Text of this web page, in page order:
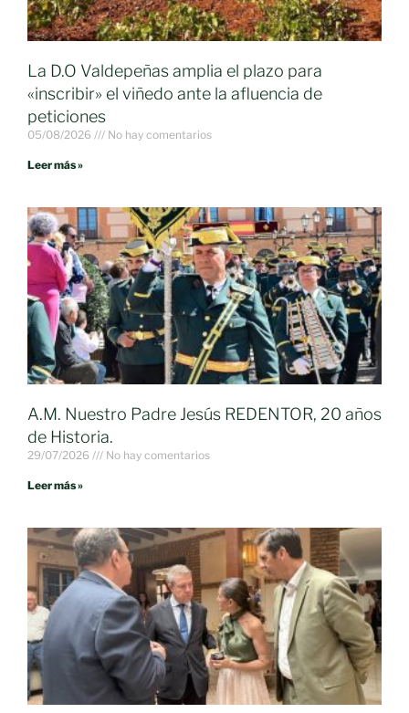
La D.O Valdepeñas amplia el plazo para
«inscribir» el viñedo ante la afluencia de
peticiones
05/08/2026 No hay comentarios
Leer más »
A.M. Nuestro Padre Jesús REDENTOR, 20 años
de Historia.
29/07/2026 No hay comentarios
Leer más »